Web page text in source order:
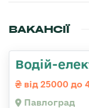
ВАКАНСІЇ
Водій-
від 25000 до
Павлоград